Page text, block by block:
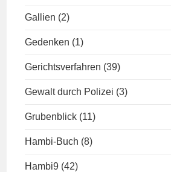
Gallien (2)
Gedenken (1)
Gerichtsverfahren (39)
Gewalt durch Polizei (3)
Grubenblick (11)
Hambi-Buch (8)
Hambi9 (42)